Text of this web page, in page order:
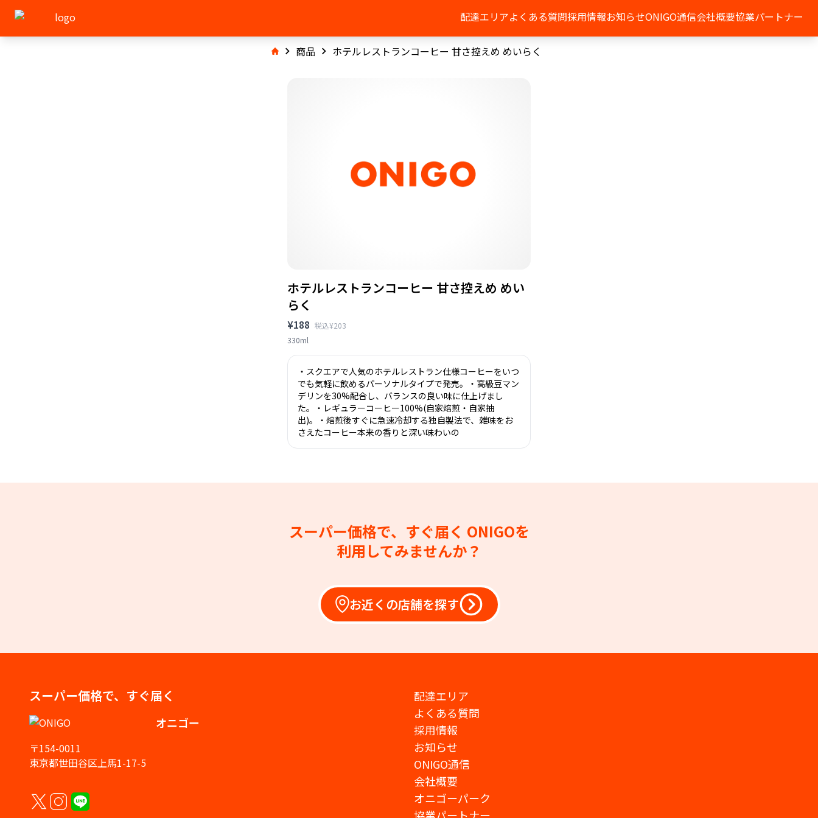
配達エリアよくある質問採用情報お知らせONIGO通信会社概要協業パートナー
商品 ホテルレストランコーヒー 甘さ控えめ めいらく
ホテルレストランコーヒー 甘さ控えめ めい
らく
¥188 税込¥203
330ml
・スクエアで人気のホテルレストラン仕様コーヒーをいつ
でも気軽に飲めるパーソナルタイプで発売。・高級豆マン
デリンを30%配合し、バランスの良い味に仕上げまし
た。・レギュラーコーヒー100%(自家焙煎・自家抽
出)。・焙煎後すぐに急速冷却する独自製法で、雑味をお
さえたコーヒー本来の香りと深い味わいの
スーパー価格で、すぐ届く ONIGOを
利用してみませんか？
お近くの店舗を探す
スーパー価格で、すぐ届く
オニゴー
〒154-0011
東京都世田谷区上馬1-17-5
配達エリア
よくある質問
採用情報
お知らせ
ONIGO通信
会社概要
オニゴーパーク
協業パートナー